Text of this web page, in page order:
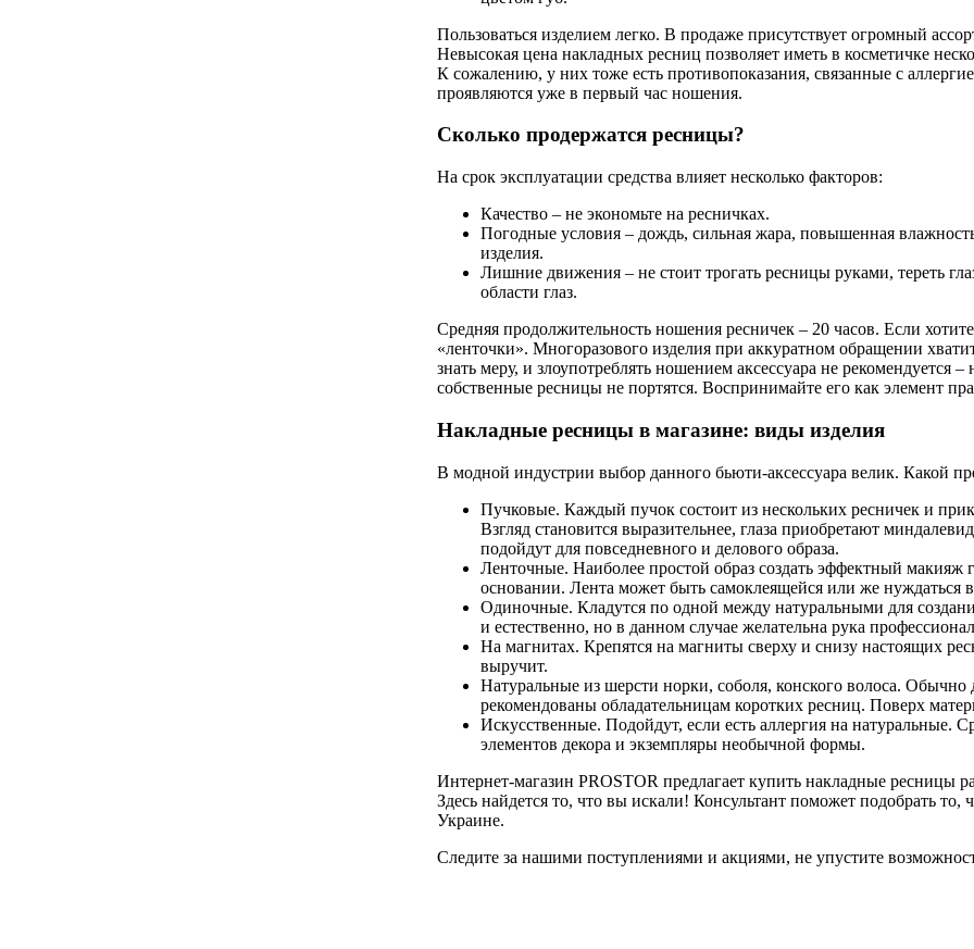
Пользоваться изделием легко. В продаже присутствует огромный
Невысокая цена накладных ресниц позволяет иметь в косметичке
К сожалению, у них тоже есть противопоказания, связанные с
проявляются уже в первый час ношения.
Сколько продержатся ресницы?
На срок эксплуатации средства влияет несколько факторов:
Качество – не экономьте на ресничках.
Погодные условия – дождь, сильная жара, повышенная
изделия.
Лишние движения – не стоит трогать ресницы руками, тереть
области глаз.
Средняя продолжительность ношения ресничек – 20 часов. Если
«ленточки». Многоразового изделия при аккуратном обращении
знать меру, и злоупотреблять ношением аксессуара не рекомендуется
собственные ресницы не портятся. Воспринимайте его как элемент
Накладные ресницы в магазине: виды изделия
В модной индустрии выбор данного бьюти-аксессуара велик. Какой
Пучковые. Каждый пучок состоит из нескольких ресничек и
Взгляд становится выразительнее, глаза приобретают
подойдут для повседневного и делового образа.
Ленточные. Наиболее простой образ создать эффектный
основании. Лента может быть самоклеящейся или же нуждаться
Одиночные. Кладутся по одной между натуральными для
и естественно, но в данном случае желательна рука
На магнитах. Крепятся на магниты сверху и снизу настоящих
выручит.
Натуральные из шерсти норки, соболя, конского волоса.
рекомендованы обладательницам коротких ресниц. Поверх
Искусственные. Подойдут, если есть аллергия на натуральные.
элементов декора и экземпляры необычной формы.
Интернет-магазин PROSTOR предлагает купить накладные ресницы
Здесь найдется то, что вы искали! Консультант поможет подобрать то,
Украине.
Следите за нашими поступлениями и акциями, не упустите